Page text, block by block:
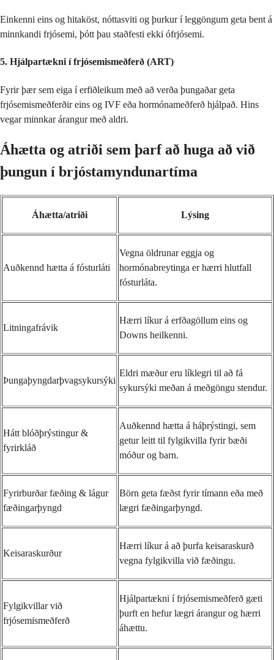
Einkenni eins og hitaköst, nóttasviti og þurkur í leggöngum geta bent á
minnkandi frjósemi, þótt þau staðfesti ekki ófrjósemi.
5. Hjálpartækni í frjósemismeðferð (ART)
Fyrir þær sem eiga í erfiðleikum með að verða þungaðar geta
frjósemismeðferðir eins og IVF eða hormónameðferð hjálpað. Hins
vegar minnkar árangur með aldri.
Áhætta og atriði sem þarf að huga að við
þungun í brjóstamyndunartíma
Áhætta/atriði Lýsing
Auðkennd hætta á fósturláti
Vegna öldrunar eggja og
hormónabreytinga er hærri hlutfall
fósturláta.
Litningafrávik
Hærri líkur á erfðagöllum eins og
Downs heilkenni.
Þungaþyngdarþvagsykursýki
Eldri mæður eru líklegri til að fá
sykursýki meðan á meðgöngu stendur.
Hátt blóðþrýstingur &
fyrirkláð
Auðkennd hætta á háþrýstingi, sem
getur leitt til fylgikvilla fyrir bæði
móður og barn.
Fyrirburðar fæðing & lágur
fæðingarþyngd
Börn geta fæðst fyrir tímann eða með
lægri fæðingarþyngd.
Keisaraskurður
Hærri líkur á að þurfa keisaraskurð
vegna fylgikvilla við fæðingu.
Fylgikvillar við
frjósemismeðferð
Hjálpartækni í frjósemismeðferð gæti
þurft en hefur lægri árangur og hærri
áhættu.